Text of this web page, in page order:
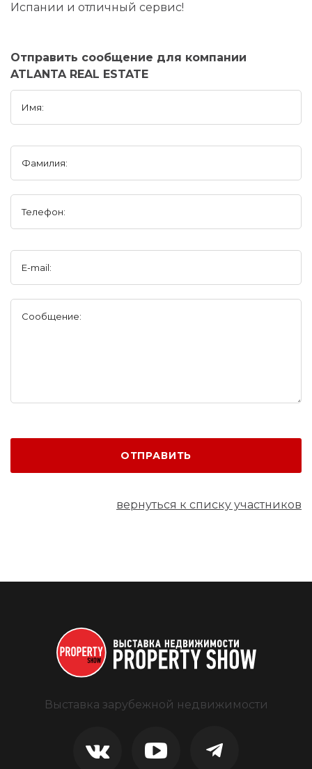
Испании и отличный сервис!
Отправить сообщение для компании
ATLANTA REAL ESTATE
Имя:
Фамилия:
Телефон:
E-mail:
Сообщение:
ОТПРАВИТЬ
вернуться к списку участников
Выставка зарубежной недвижимости